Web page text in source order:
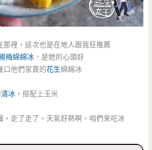
那裡，這次也是在地人跟我狂推薦
梅綿綿冰 ，是她的心頭好
口他們家賣的花生綿綿冰
清冰 ，搭配上玉米
，走了走了，天氣好熱啊，咱們來吃冰